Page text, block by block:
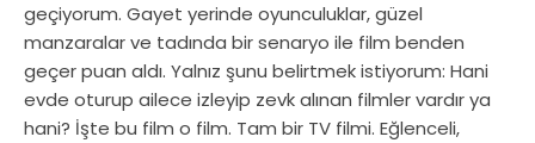
geçiyorum. Gayet yerinde oyunculuklar, güzel
manzaralar ve tadında bir senaryo ile film benden
geçer puan aldı. Yalnız şunu belirtmek istiyorum: Hani
evde oturup ailece izleyip zevk alınan filmler vardır ya
hani? İşte bu film o film. Tam bir TV filmi. Eğlenceli,